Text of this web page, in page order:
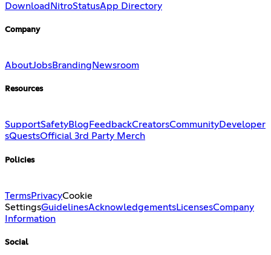
Download NitroStatusApp Directory
Company
AboutJobsBranding Newsroom
Resources
SupportSafetyBlog FeedbackCreatorsCommunityDeveloper
sQuestsOfficial 3rd Party Merch
Policies
TermsPrivacyCookie
SettingsGuidelinesAcknowledgementsLicensesCompany
Information
Social